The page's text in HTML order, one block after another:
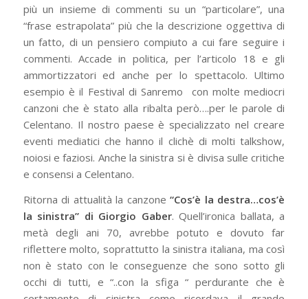
più un insieme di commenti su un “particolare”, una
“frase estrapolata” più che la descrizione oggettiva di
un fatto, di un pensiero compiuto a cui fare seguire i
commenti. Accade in politica, per l’articolo 18 e gli
ammortizzatori ed anche per lo spettacolo. Ultimo
esempio è il Festival di Sanremo con molte mediocri
canzoni che è stato alla ribalta però….per le parole di
Celentano. Il nostro paese è specializzato nel creare
eventi mediatici che hanno il clichè di molti talkshow,
noiosi e faziosi. Anche la sinistra si è divisa sulle critiche
e consensi a Celentano.
Ritorna di attualità la canzone“Cos’è la destra…cos’è
la sinistra” di Giorgio Gaber. Quell’ironica ballata, a
metà degli ani 70, avrebbe potuto e dovuto far
riflettere molto, soprattutto la sinistra italiana, ma così
non è stato con le conseguenze che sono sotto gli
occhi di tutti, e “..con la sfiga “ perdurante che è